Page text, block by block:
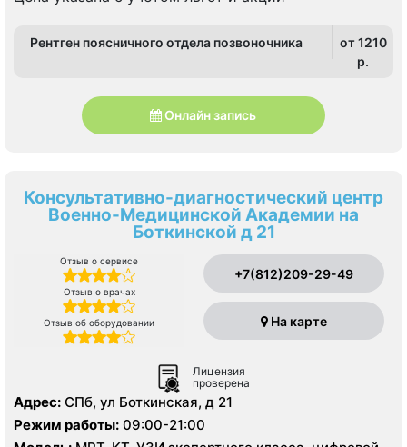
Рентген поясничного отдела позвоночника
от 1210
p.
Онлайн запись
Консультативно-диагностический центр
Военно-Медицинской Академии на
Боткинской д 21
Отзыв о сервисе
Отзыв о врачах
Отзыв об оборудовании
+7(812)209-29-49
На карте
Лицензия
проверена
Адрес: СПб, ул Боткинская, д 21
Режим работы: 09:00-21:00